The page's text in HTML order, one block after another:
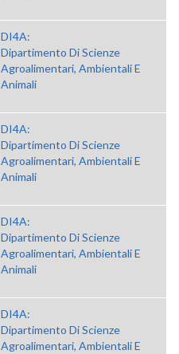
DI4A:
Dipartimento Di Scienze
Agroalimentari, Ambientali E
Animali
DI4A:
Dipartimento Di Scienze
Agroalimentari, Ambientali E
Animali
DI4A:
Dipartimento Di Scienze
Agroalimentari, Ambientali E
Animali
DI4A:
Dipartimento Di Scienze
Agroalimentari, Ambientali E